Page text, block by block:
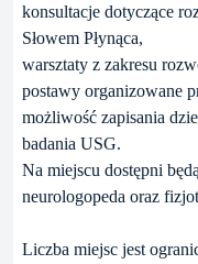
konsultacje dotyczące
Słowem Płynąca,
warsztaty z zakresu
postawy organizowane
możliwość zapisania
badania USG.
Na miejscu dostępni
neurologopeda oraz
Liczba miejsc jest